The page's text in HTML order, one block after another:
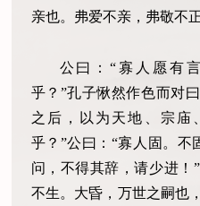
亲也。弗爱不亲，弗敬不
公曰：“寡人愿有
乎？”孔子愀然作色而对
之后，以为天地、宗庙
乎？”公曰：“寡人固。不
问，不得其辞，请少进！
不生。大昏，万世之嗣也